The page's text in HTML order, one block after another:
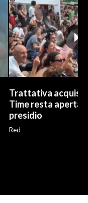
Trattativa
Time resta aperta,
presidio
Red